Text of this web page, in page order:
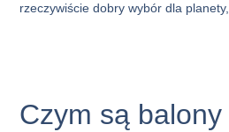
rzeczywiście dobry wybór dla
Czym są